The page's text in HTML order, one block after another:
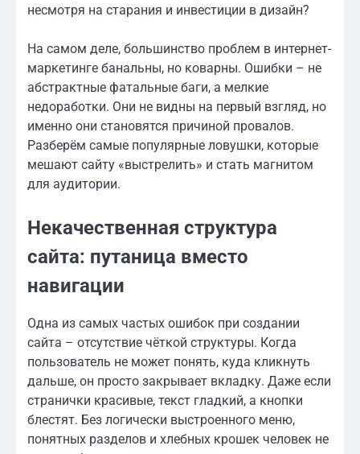
несмотря на старания и инвестиции в дизайн?
На самом деле, большинство проблем в интернет-
маркетинге банальны, но коварны. Ошибки – не
абстрактные фатальные баги, а мелкие
недоработки. Они не видны на первый взгляд, но
именно они становятся причиной провалов.
Разберём самые популярные ловушки, которые
мешают сайту «выстрелить» и стать магнитом
для аудитории.
Некачественная структура
сайта: путаница вместо
навигации
Одна из самых частых ошибок при создании
сайта – отсутствие чёткой структуры. Когда
пользователь не может понять, куда кликнуть
дальше, он просто закрывает вкладку. Даже если
странички красивые, текст гладкий, а кнопки
блестят. Без логически выстроенного меню,
понятных разделов и хлебных крошек человек не